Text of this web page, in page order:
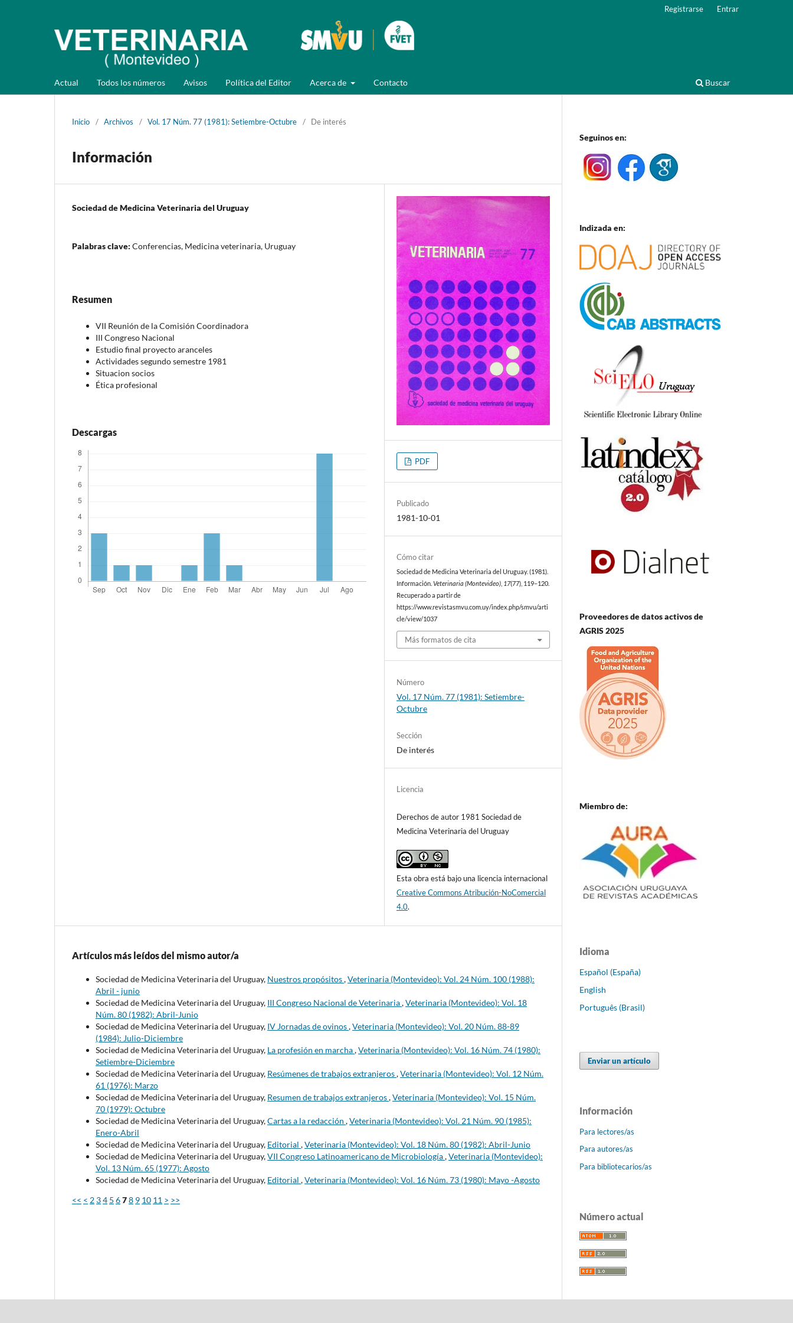
Actual Todos los números Avisos Política del Editor Acerca de Contacto Buscar
Registrarse Entrar
Inicio / Archivos / Vol. 17 Núm. 77 (1981): Setiembre-Octubre / De interés
Información
Sociedad de Medicina Veterinaria del Uruguay
Palabras clave: Conferencias, Medicina veterinaria, Uruguay
Resumen
VII Reunión de la Comisión Coordinadora
III Congreso Nacional
Estudio final proyecto aranceles
Actividades segundo semestre 1981
Situacion socios
Ética profesional
Descargas
PDF
Publicado
1981-10-01
Cómo citar
Sociedad de Medicina Veterinaria del Uruguay. (1981).
Información.Veterinaria (Montevideo) 17(77), 119–120.
Recuperado a partir de
https://www.revistasmvu.com.uy/index.php/smvu/arti
cle/view/1037
Más formatos de cita
Número
Vol. 17 Núm. 77 (1981): Setiembre-
Octubre
Sección
De interés
Licencia
Derechos de autor 1981 Sociedad de
Medicina Veterinaria del Uruguay
Esta obra está bajo una licencia internacional
Creative Commons Atribución-NoComercial
4.0.
Artículos más leídos del mismo autor/a
Sociedad de Medicina Veterinaria del Uruguay, Nuestros propósitos,Veterinaria (Montevideo): Vol. 24 Núm. 100 (1988):
Abril - junio
Sociedad de Medicina Veterinaria del Uruguay, III Congreso Nacional de Veterinaria,Veterinaria (Montevideo): Vol. 18
Núm. 80 (1982): Abril-Junio
Sociedad de Medicina Veterinaria del Uruguay, IV Jornadas de ovinos,Veterinaria (Montevideo): Vol. 20 Núm. 88-89
(1984): Julio-Diciembre
Sociedad de Medicina Veterinaria del Uruguay, La profesión en marcha,Veterinaria (Montevideo): Vol. 16 Núm. 74 (1980):
Setiembre-Diciembre
Sociedad de Medicina Veterinaria del Uruguay, Resúmenes de trabajos extranjeros,Veterinaria (Montevideo): Vol. 12 Núm.
61 (1976): Marzo
Sociedad de Medicina Veterinaria del Uruguay, Resumen de trabajos extranjeros,Veterinaria (Montevideo): Vol. 15 Núm.
70 (1979): Octubre
Sociedad de Medicina Veterinaria del Uruguay,Cartas a la redacción ,Veterinaria (Montevideo): Vol. 21 Núm. 90 (1985):
Enero-Abril
Sociedad de Medicina Veterinaria del Uruguay, Editorial ,Veterinaria (Montevideo): Vol. 18 Núm. 80 (1982): Abril-Junio
Sociedad de Medicina Veterinaria del Uruguay,VII Congreso Latinoamericano de Microbiología,Veterinaria (Montevideo):
Vol. 13 Núm. 65 (1977): Agosto
Sociedad de Medicina Veterinaria del Uruguay, Editorial ,Veterinaria (Montevideo): Vol. 16 Núm. 73 (1980): Mayo -Agosto
<< < 2 34 5 678 9 10 11 > >>
Seguinos en:
Indizada en:
Proveedores de datos activos de
AGRIS 2025
Miembro de:
Idioma
Español (España)
English
Português (Brasil)
Enviar un artículo
Información
Para lectores/as
Para autores/as
Para bibliotecarios/as
Número actual